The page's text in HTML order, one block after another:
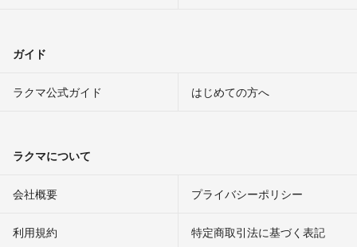
ガイド
ラクマ公式ガイド はじめての方へ
ラクマについて
会社概要 プライバシーポリシー
利用規約 特定商取引法に基づく表記